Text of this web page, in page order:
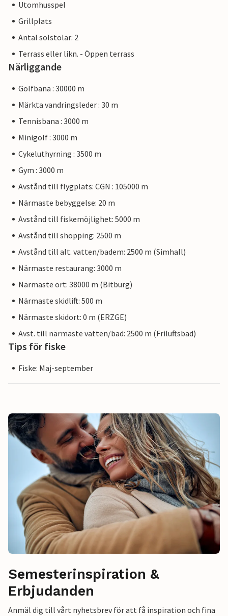
Utomhusspel
Grillplats
Antal solstolar: 2
Terrass eller likn. - Öppen terrass
Närliggande
Golfbana : 30000 m
Märkta vandringsleder : 30 m
Tennisbana : 3000 m
Minigolf : 3000 m
Cykeluthyrning : 3500 m
Gym : 3000 m
Avstånd till flygplats: CGN : 105000 m
Närmaste bebyggelse: 20 m
Avstånd till fiskemöjlighet: 5000 m
Avstånd till shopping: 2500 m
Avstånd till alt. vatten/badem: 2500 m (Simhall)
Närmaste restaurang: 3000 m
Närmaste ort: 38000 m (Bitburg)
Närmaste skidlift: 500 m
Närmaste skidort: 0 m (ERZGE)
Avst. till närmaste vatten/bad: 2500 m (Friluftsbad)
Tips för fiske
Fiske: Maj-september
Semesterinspiration &
Erbjudanden
Anmäl dig till vårt nyhetsbrev för att få inspiration och fina